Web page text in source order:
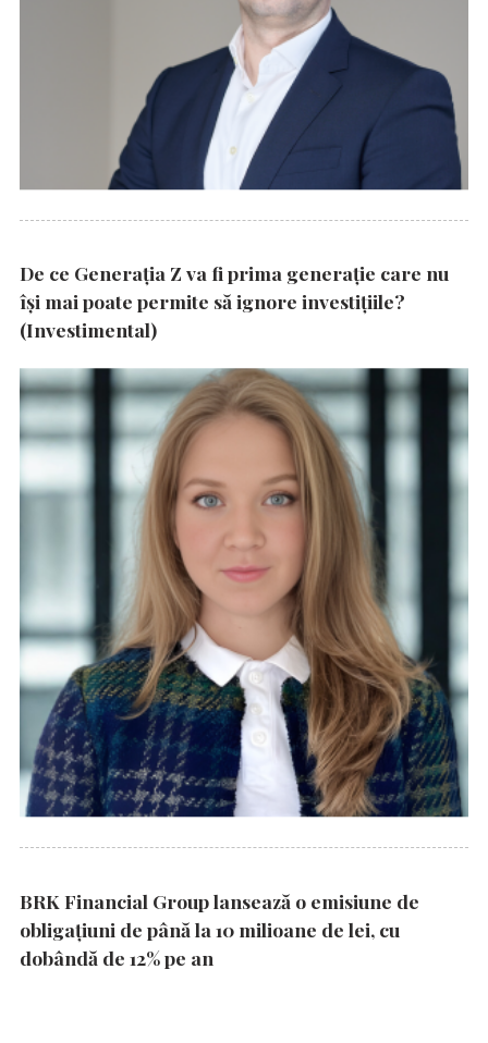
De ce Generația Z va fi prima generație care nu
își mai poate permite să ignore investițiile?
(Investimental)
BRK Financial Group lansează o emisiune de
obligațiuni de până la 10 milioane de lei, cu
dobândă de 12% pe an